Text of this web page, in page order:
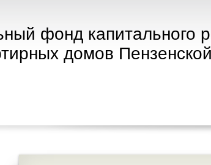
фонд капитального
домов